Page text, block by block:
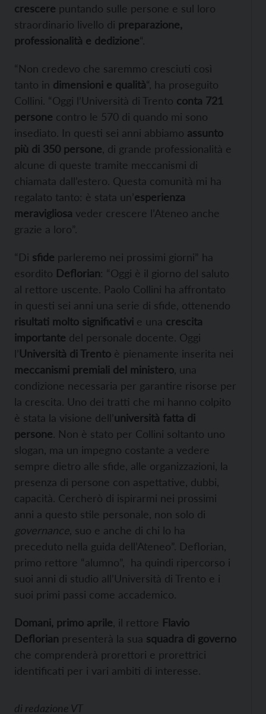
crescere puntando sulle persone e sul loro
straordinario livello di preparazione,
professionalità e dedizione“.
“Non credevo che saremmo cresciuti così
tanto in dimensioni e qualità“, ha proseguito
Collini. “Oggi l’Università di Trento conta 721
persone contro le 570 di quando mi sono
insediato. In questi sei anni abbiamo assunto
più di 350 persone , di grande professionalità e
alcune di queste tramite meccanismi di
chiamata dall’estero. Questa comunità mi ha
regalato tanto: è stata un’esperienza
meravigliosa veder crescere l’Ateneo anche
grazie a loro”.
“Di sfide parleremo nei prossimi giorni” ha
esordito Deflorian: “Oggi è il giorno del saluto
al rettore uscente. Paolo Collini ha affrontato
in questi sei anni una serie di sfide, ottenendo
risultati molto significativi e una crescita
importante del personale docente. Oggi
l’Università di Trento è pienamente inserita nei
meccanismi premiali del ministero , una
condizione necessaria per garantire risorse per
la crescita. Uno dei tratti che mi hanno colpito
è stata la visione dell’università fatta di
persone. Non è stato per Collini soltanto uno
slogan, ma un impegno costante a vedere
sempre dietro alle sfide, alle organizzazioni, la
presenza di persone con aspettative, dubbi,
capacità. Cercherò di ispirarmi nei prossimi
anni a questo stile personale, non solo di
governance , suo e anche di chi lo ha
preceduto nella guida dell’Ateneo”. Deflorian,
primo rettore “alumno”, ha quindi ripercorso i
suoi anni di studio all’Università di Trento e i
suoi primi passi come accademico.
Domani, primo aprile , il rettore Flavio
Deflorian presenterà la sua squadra di governo
che comprenderà prorettori e prorettrici
identificati per i vari ambiti di interesse.
di redazione VT